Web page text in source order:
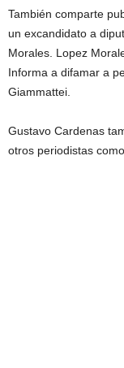
También comparte
un excandidato a
Morales. Lopez
Informa a difamar a
Giammattei.
Gustavo Cardenas
otros periodistas